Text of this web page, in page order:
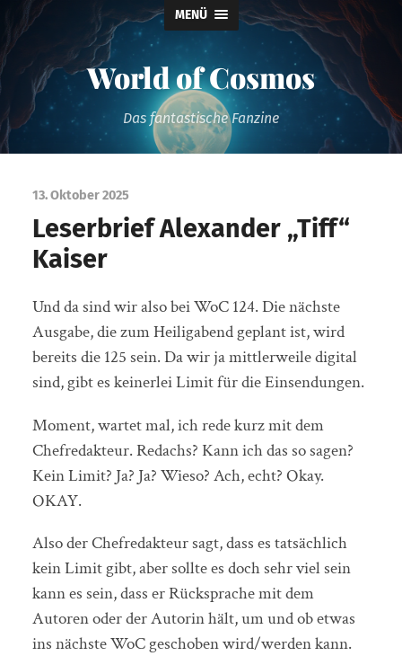
MENÜ
World of Cosmos
Das fantastische Fanzine
13. Oktober 2025
Leserbrief Alexander „Tiff“
Kaiser
Und da sind wir also bei WoC 124. Die nächste
Ausgabe, die zum Heiligabend geplant ist, wird
bereits die 125 sein. Da wir ja mittlerweile digital
sind, gibt es keinerlei Limit für die Einsendungen.
Moment, wartet mal, ich rede kurz mit dem
Chefredakteur. Redachs? Kann ich das so sagen?
Kein Limit? Ja? Ja? Wieso? Ach, echt? Okay.
OKAY.
Also der Chefredakteur sagt, dass es tatsächlich
kein Limit gibt, aber sollte es doch sehr viel sein
kann es sein, dass er Rücksprache mit dem
Autoren oder der Autorin hält, um und ob etwas
ins nächste WoC geschoben wird/werden kann.